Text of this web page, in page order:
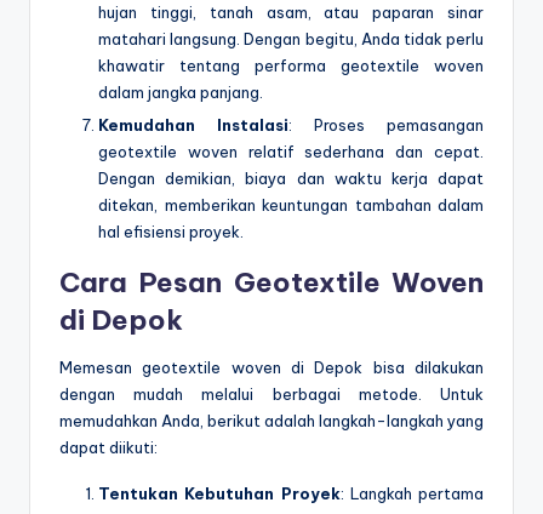
hujan tinggi, tanah asam, atau paparan sinar
matahari langsung. Dengan begitu, Anda tidak perlu
khawatir tentang performa geotextile woven
dalam jangka panjang.
Kemudahan Instalasi: Proses pemasangan
geotextile woven relatif sederhana dan cepat.
Dengan demikian, biaya dan waktu kerja dapat
ditekan, memberikan keuntungan tambahan dalam
hal efisiensi proyek.
Cara Pesan Geotextile Woven
di Depok
Memesan geotextile woven di Depok bisa dilakukan
dengan mudah melalui berbagai metode. Untuk
memudahkan Anda, berikut adalah langkah-langkah yang
dapat diikuti:
Tentukan Kebutuhan Proyek: Langkah pertama